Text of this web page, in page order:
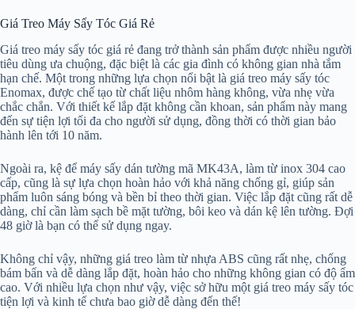
Giá Treo Máy Sấy Tóc Giá Rẻ
Giá treo máy sấy tóc giá rẻ đang trở thành sản phẩm được nhiều người
tiêu dùng ưa chuộng, đặc biệt là các gia đình có không gian nhà tắm
hạn chế. Một trong những lựa chọn nổi bật là giá treo máy sấy tóc
Enomax, được chế tạo từ chất liệu nhôm hàng không, vừa nhẹ vừa
chắc chắn. Với thiết kế lắp đặt không cần khoan, sản phẩm này mang
đến sự tiện lợi tối đa cho người sử dụng, đồng thời có thời gian bảo
hành lên tới 10 năm.
Ngoài ra, kệ để máy sấy dán tường mã MK43A, làm từ inox 304 cao
cấp, cũng là sự lựa chọn hoàn hảo với khả năng chống gỉ, giúp sản
phẩm luôn sáng bóng và bền bỉ theo thời gian. Việc lắp đặt cũng rất dễ
dàng, chỉ cần làm sạch bề mặt tường, bôi keo và dán kệ lên tường. Đợi
48 giờ là bạn có thể sử dụng ngay.
Không chỉ vậy, những giá treo làm từ nhựa ABS cũng rất nhẹ, chống
bám bẩn và dễ dàng lắp đặt, hoàn hảo cho những không gian có độ ẩm
cao. Với nhiều lựa chọn như vậy, việc sở hữu một giá treo máy sấy tóc
tiện lợi và kinh tế chưa bao giờ dễ dàng đến thế!